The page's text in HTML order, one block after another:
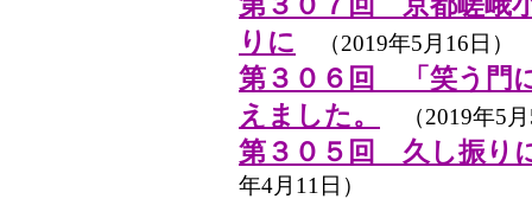
りに （2019年5月16日）
第３０６回 「笑う門
えました。
（2019年5
第３０５回 久し振り
年4月11日）